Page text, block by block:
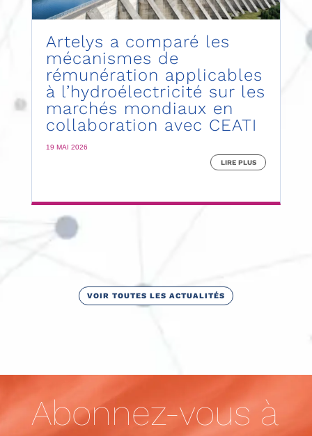
Artelys a comparé les
mécanismes de
rémunération applicables
à l’hydroélectricité sur les
marchés mondiaux en
collaboration avec CEATI
19 MAI 2026
LIRE PLUS
VOIR TOUTES LES ACTUALITÉS
Abonnez-vous à